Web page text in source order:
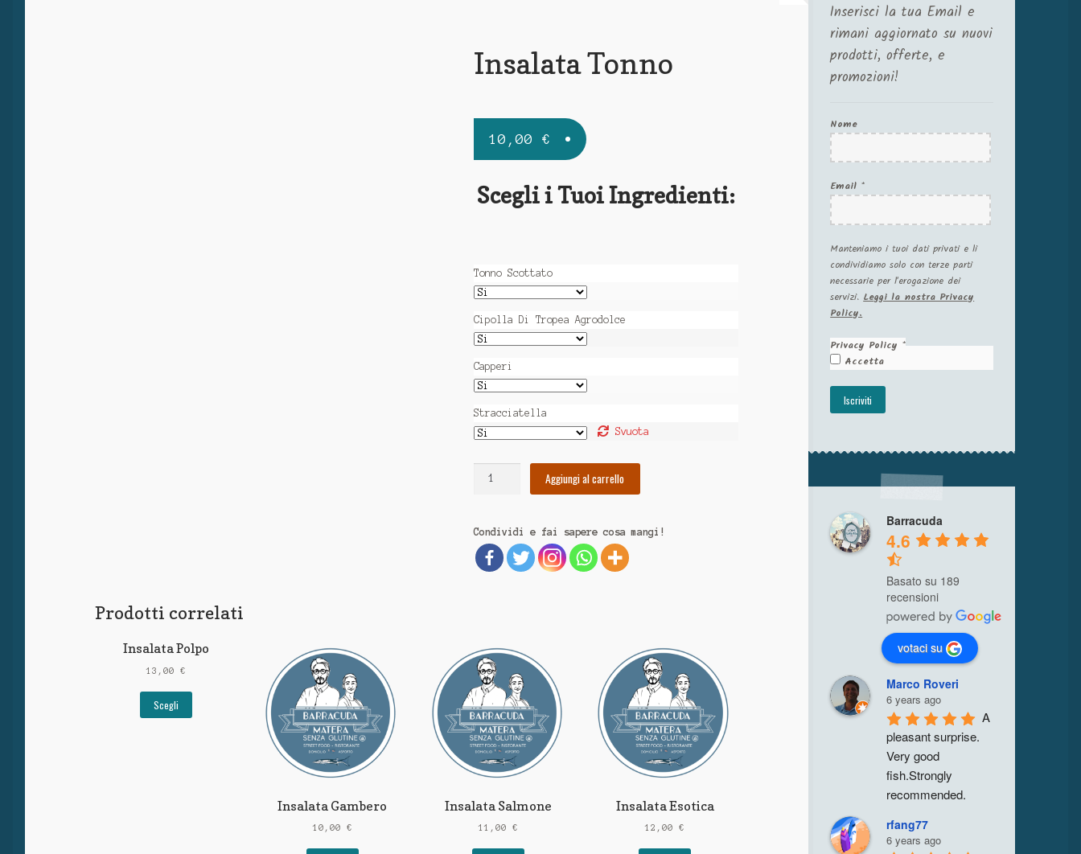
Insalata Tonno
10,00€
Scegli i Tuoi Ingredienti:
Tonno Scottato
Cipolla Di Tropea Agrodolce
Capperi
Stracciatella
Svuota
Aggiungi al carrello
Condividi e fai sapere cosa mangi!
Prodotti correlati
Insalata Polpo
13,00 €
Scegli
Insalata Gambero
10,00 €
Insalata Salmone
11,00€
Insalata Esotica
12,00€
Inserisci la tua Email e
rimani aggiornato su nuovi
prodotti, offerte, e
promozioni!
Nome
Email *
Manteniamo i tuoi dati privati e li
condividiamo solo con terze parti
necessarie per l'erogazione dei
servizi.Leggi la nostra Privacy
Policy.
Privacy Policy *
Accetta
Barracuda
4.6
Basato su 189
recensioni
votaci su
Marco Roveri
6 years ago
A
pleasant surprise.
Very good
fish.Strongly
recommended.
rfang77
6 years ago